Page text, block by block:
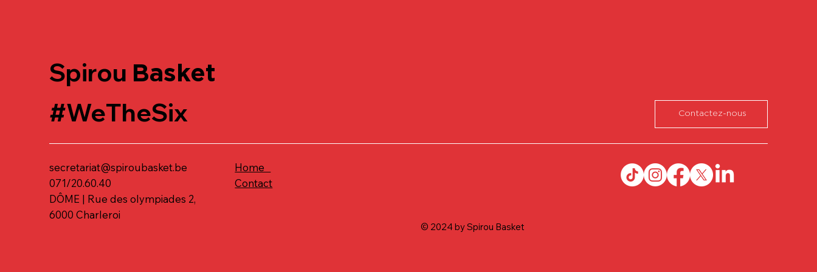
Spirou Basket
#WeTheSix Contactez-nous
secretariat@spiroubasket.be
071/20.60.40
DÔME | Rue des olympiades 2,
6000 Charleroi
Home
Contact
© 2024 by Spirou Basket